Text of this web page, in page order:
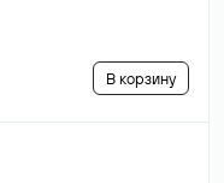
В корзину